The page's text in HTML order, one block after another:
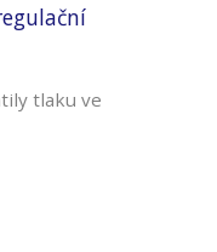
tlaku ve